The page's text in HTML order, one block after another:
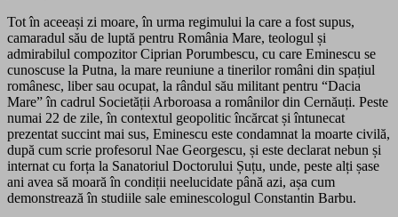
Tot în aceeași zi moare, în urma regimului la care a fost supus,
camaradul său de luptă pentru România Mare, teologul și
admirabilul compozitor Ciprian Porumbescu, cu care Eminescu se
cunoscuse la Putna, la mare reuniune a tinerilor români din spațiul
românesc, liber sau ocupat, la rândul său militant pentru “Dacia
Mare” în cadrul Societății Arboroasa a românilor din Cernăuți. Peste
numai 22 de zile, în contextul geopolitic încărcat și întunecat
prezentat succint mai sus, Eminescu este condamnat la moarte civilă,
după cum scrie profesorul Nae Georgescu, și este declarat nebun și
internat cu forța la Sanatoriul Doctorului Șuțu, unde, peste alți șase
ani avea să moară în condiții neelucidate până azi, așa cum
demonstrează în studiile sale eminescologul Constantin Barbu.